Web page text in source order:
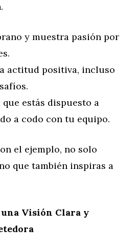
y muestra pasión por
actitud positiva, incluso
estás dispuesto a
a codo con tu equipo.
el ejemplo, no solo
que también inspiras a
Visión Clara y